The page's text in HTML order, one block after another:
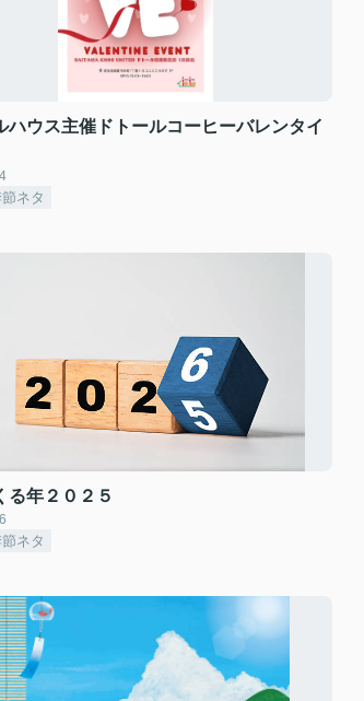
ハウス主催ドトールコーヒーバレンタイ
ネタ
る年２０２５
ネタ